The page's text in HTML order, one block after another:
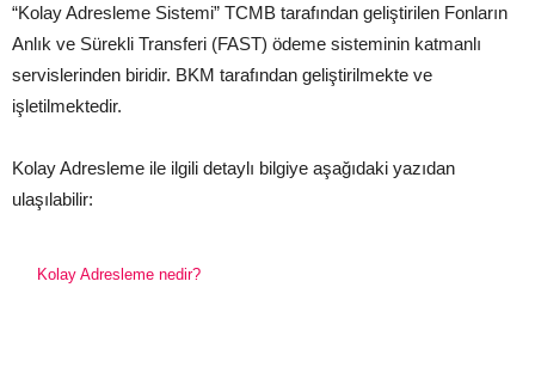
“Kolay Adresleme Sistemi” TCMB tarafından geliştirilen Fonların
Anlık ve Sürekli Transferi (FAST) ödeme sisteminin katmanlı
servislerinden biridir. BKM tarafından geliştirilmekte ve
işletilmektedir.
Kolay Adresleme ile ilgili detaylı bilgiye aşağıdaki yazıdan
ulaşılabilir:
Kolay Adresleme nedir?